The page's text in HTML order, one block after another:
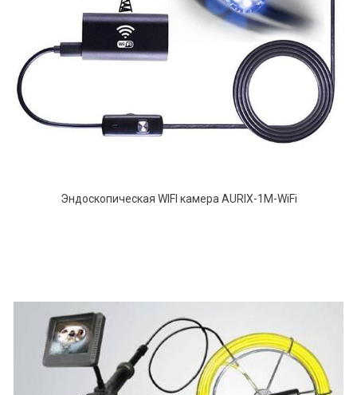
Эндоскопическая WIFI камера AURIX-1M-WiFi